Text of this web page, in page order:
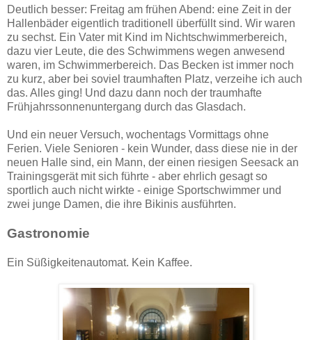
Deutlich besser: Freitag am frühen Abend: eine Zeit in der
Hallenbäder eigentlich traditionell überfüllt sind. Wir waren
zu sechst. Ein Vater mit Kind im Nichtschwimmerbereich,
dazu vier Leute, die des Schwimmens wegen anwesend
waren, im Schwimmerbereich. Das Becken ist immer noch
zu kurz, aber bei soviel traumhaften Platz, verzeihe ich auch
das. Alles ging! Und dazu dann noch der traumhafte
Frühjahrssonnenuntergang durch das Glasdach.
Und ein neuer Versuch, wochentags Vormittags ohne
Ferien. Viele Senioren - kein Wunder, dass diese nie in der
neuen Halle sind, ein Mann, der einen riesigen Seesack an
Trainingsgerät mit sich führte - aber ehrlich gesagt so
sportlich auch nicht wirkte - einige Sportschwimmer und
zwei junge Damen, die ihre Bikinis ausführten.
Gastronomie
Ein Süßigkeitenautomat. Kein Kaffee.